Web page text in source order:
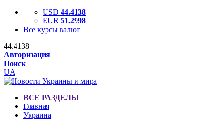
USD 44.4138
EUR 51.2998
Все курсы валют
44.4138
Авторизация
Поиск
UA
ВСЕ РАЗДЕЛЫ
Главная
Украина